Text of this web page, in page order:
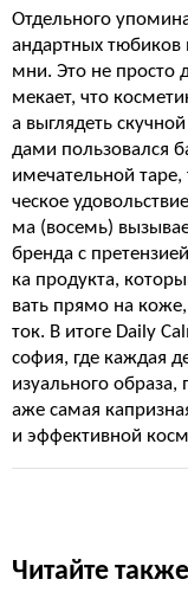
Отдельного
андартных тюбиков
мни. Это не просто
мекает, что
а выглядеть
дами пользовался
имечательной
ческое
ма (восемь)
бренда с
ка продукта,
вать прямо на коже,
ток. В итоге Daily
софия, где каждая
изуального
аже самая
и эффективной
Читайте